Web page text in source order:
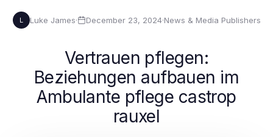
L Luke James· December 23, 2024·News & Media Publishers
Vertrauen pflegen:
Beziehungen aufbauen im
Ambulante pflege castrop
rauxel